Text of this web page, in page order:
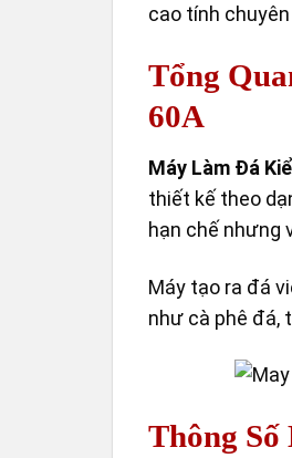
cao tính
Tổng
60A
Máy Làm Đá
thiết kế theo
hạn chế nhưng
Máy tạo ra đá
như cà phê đá,
Thông